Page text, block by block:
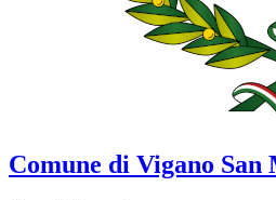
Comune di Vigano